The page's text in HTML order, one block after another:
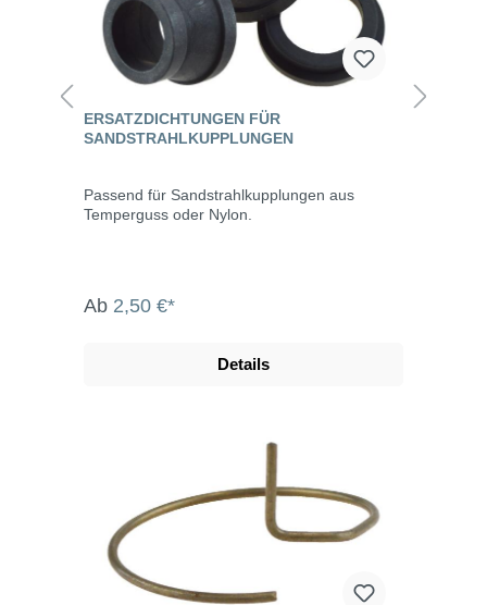
ERSATZDICHTUNGEN FÜR
SANDSTRAHLKUPPLUNGEN
Passend für Sandstrahlkupplungen aus
Temperguss oder Nylon.
Ab 2,50 €*
Details